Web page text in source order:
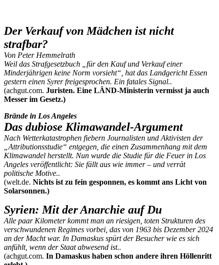
Der Verkauf von Mädchen ist nicht
strafbar?
Von Peter Hemmelrath
Weil das Strafgesetzbuch „für den Kauf und Verkauf einer
Minderjährigen keine Norm vorsieht“, hat das Landgericht Essen
gestern einen Syrer freigesprochen. Ein fatales Signal..
(achgut.com. Juristen. Eine LÄND-Ministerin vermisst ja auch
Messer im Gesetz.)
Brände in Los Angeles
Das dubiose Klimawandel-Argument
Nach Wetterkatastrophen fiebern Journalisten und Aktivisten der
„Attributionsstudie“ entgegen, die einen Zusammenhang mit dem
Klimawandel herstellt. Nun wurde die Studie für die Feuer in Los
Angeles veröffentlicht: Sie fällt aus wie immer – und verrät
politische Motive..
(welt.de. Nichts ist zu fein gesponnen, es kommt ans Licht von
Solarsonnen.)
Syrien: Mit der Anarchie auf Du
Alle paar Kilometer kommt man an riesigen, toten Strukturen des
verschwundenen Regimes vorbei, das von 1963 bis Dezember 2024
an der Macht war​​​​​​​. In Damaskus spürt der Besucher wie es sich
anfühlt, wenn der Staat abwesend ist..
(achgut.com. In Damaskus haben schon andere ihren Höllenritt